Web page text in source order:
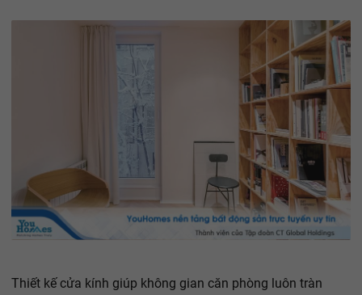
Thiết kế cửa kính giúp không gian căn phòng luôn tràn